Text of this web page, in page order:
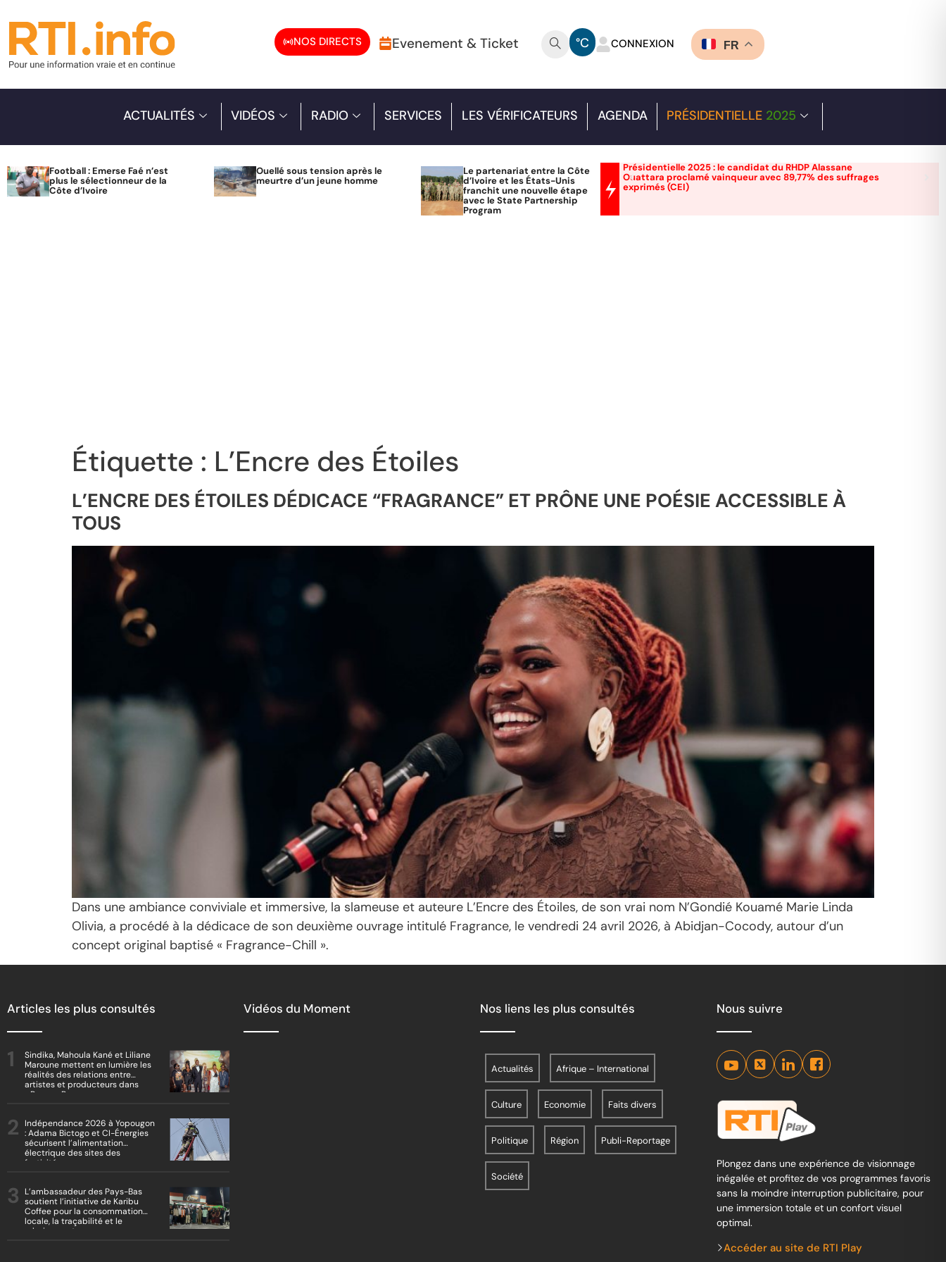
NOS DIRECTS Evenement & Ticket °C CONNEXION FR
ACTUALITÉS VIDÉOS RADIO SERVICES LES VÉRIFICATEURS AGENDA PRÉSIDENTIELLE 2025
Football : Emerse Faé n’est
plus le sélectionneur de la
Côte d’Ivoire
Ouellé sous tension après le
meurtre d’un jeune homme
Le partenariat entre la Côte
d’Ivoire et les États-Unis
franchit une nouvelle étape
avec le State Partnership
Program
Présidentielle 2025 : le candidat du RHDP Alassane
Ouattara proclamé vainqueur avec 89,77% des suffrages
exprimés (CEI)
Étiquette : L’Encre des Étoiles
L’ENCRE DES ÉTOILES DÉDICACE “FRAGRANCE” ET PRÔNE UNE POÉSIE ACCESSIBLE À
TOUS
Dans une ambiance conviviale et immersive, la slameuse et auteure L’Encre des Étoiles, de son vrai nom N’Gondié Kouamé Marie Linda
Olivia, a procédé à la dédicace de son deuxième ouvrage intitulé Fragrance, le vendredi 24 avril 2026, à Abidjan-Cocody, autour d’un
concept original baptisé « Fragrance-Chill ».
Articles les plus consultés
Sindika, Mahoula Kané et Liliane
Maroune mettent en lumière les
réalités des relations entre
artistes et producteurs dans
« Boss vs Boss »
Indépendance 2026 à Yopougon
: Adama Bictogo et CI-Énergies
sécurisent l’alimentation
électrique des sites des
festivités
L’ambassadeur des Pays-Bas
soutient l’initiative de Karibu
Coffee pour la consommation
locale, la traçabilité et le
reboisement
Vidéos du Moment Nos liens les plus consultés
Actualités Afrique – International
Culture Economie Faits divers
Politique Région Publi-Reportage
Société
Nous suivre
Plongez dans une expérience de visionnage
inégalée et profitez de vos programmes favoris
sans la moindre interruption publicitaire, pour
une immersion totale et un confort visuel
optimal.
Accéder au site de RTI Play